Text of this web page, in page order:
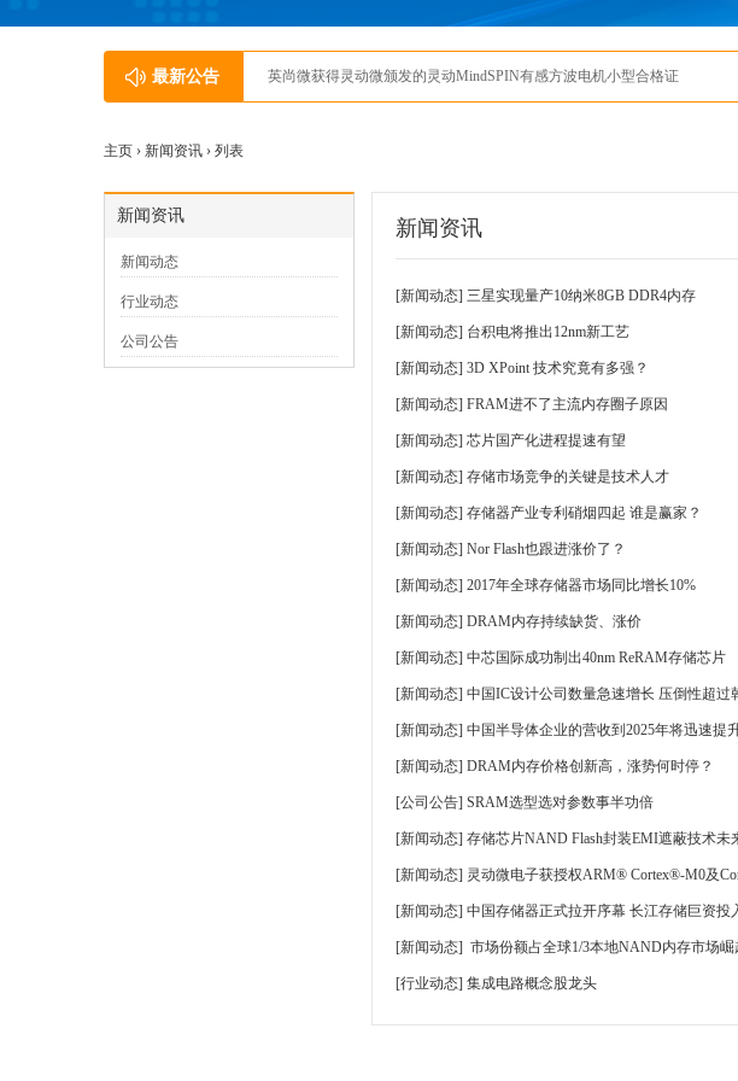
最新公告 英尚微获得灵动微颁发的灵动MindSPIN有感方波电机小型合格证
主页 › 新闻资讯 › 列表
新闻资讯
新闻动态
行业动态
公司公告
新闻资讯
[新闻动态] 三星实现量产10纳米8GB DDR4内存
[新闻动态] 台积电将推出12nm新工艺
[新闻动态] 3D XPoint 技术究竟有多强？
[新闻动态] FRAM进不了主流内存圈子原因
[新闻动态] 芯片国产化进程提速有望
[新闻动态] 存储市场竞争的关键是技术人才
[新闻动态] 存储器产业专利硝烟四起 谁是赢家？
[新闻动态] Nor Flash也跟进涨价了？
[新闻动态] 2017年全球存储器市场同比增长10%
[新闻动态] DRAM内存持续缺货、涨价
[新闻动态] 中芯国际成功制出40nm ReRAM存储芯片
[新闻动态] 中国IC设计公司数量急速增长 压倒性超过
[新闻动态] 中国半导体企业的营收到2025年将迅速提
[新闻动态] DRAM内存价格创新高，涨势何时停？
[公司公告] SRAM选型选对参数事半功倍
[新闻动态] 存储芯片NAND Flash封装EMI遮蔽技术未
[新闻动态] 灵动微电子获授权ARM® Cortex®-M0及
[新闻动态] 中国存储器正式拉开序幕 长江存储巨资投
[新闻动态] 市场份额占全球1/3本地NAND内存市场崛
[行业动态] 集成电路概念股龙头